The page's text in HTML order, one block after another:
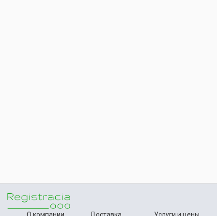
О компании Доставка Услуги и цены